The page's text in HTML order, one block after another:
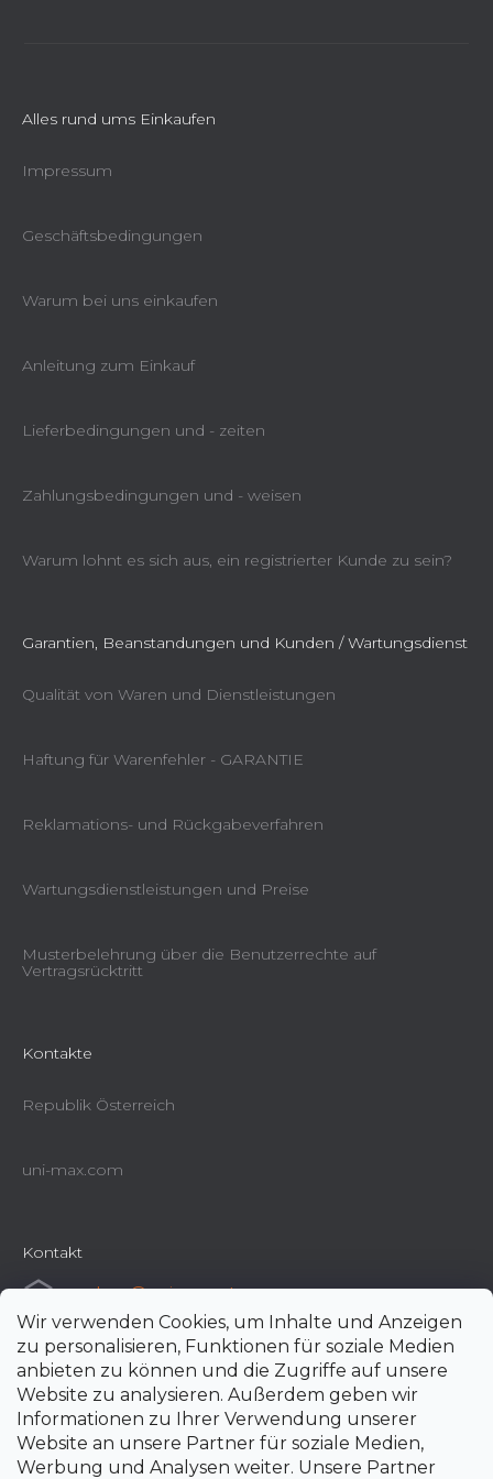
Wir verwenden Cookies, um Inhalte und Anzeigen
zu personalisieren, Funktionen für soziale Medien
anbieten zu können und die Zugriffe auf unsere
Website zu analysieren. Außerdem geben wir
Informationen zu Ihrer Verwendung unserer
Website an unsere Partner für soziale Medien,
Werbung und Analysen weiter. Unsere Partner
Alles rund ums Einkaufen
Impressum
Geschäftsbedingungen
Warum bei uns einkaufen
Anleitung zum Einkauf
Lieferbedingungen und - zeiten
Zahlungsbedingungen und - weisen
Warum lohnt es sich aus, ein registrierter Kunde zu sein?
Garantien, Beanstandungen und Kunden / Wartungsdienst
Qualität von Waren und Dienstleistungen
Haftung für Warenfehler - GARANTIE
Reklamations- und Rückgabeverfahren
Wartungsdienstleistungen und Preise
Musterbelehrung über die Benutzerrechte auf
Vertragsrücktritt
Kontakte
Republik Österreich
uni-max.com
Kontakt
e-shop@uni-max.at
+420 266 190 190